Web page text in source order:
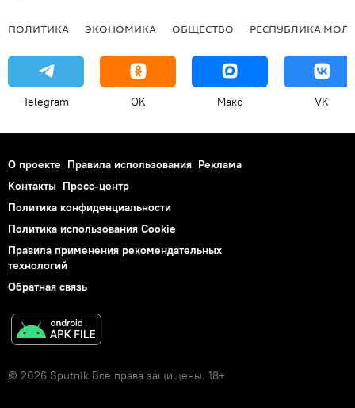
ПОЛИТИКА ЭКОНОМИКА ОБЩЕСТВО РЕСПУБЛИКА
Telegram OK Макс VK
О проекте Правила использования Реклама
Контакты Пресс-центр
Политика конфиденциальности
Политика использования Cookie
Правила применения рекомендательных
технологий
Обратная связь
© 2026 Sputnik Все права защищены. 18+